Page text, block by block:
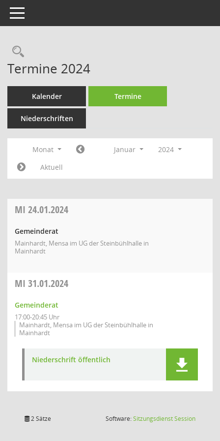
Toggle navigation
Rechercheauswahl
Termine 2024
Kalender Termine
Niederschriften
Monat Januar
2024
Aktuell
MI 24.01.2024
Gemeinderat
Mainhardt, Mensa im UG der Steinbühlhalle in
Mainhardt
MI 31.01.2024
Gemeinderat
17:00-20:45 Uhr
Mainhardt, Mensa im UG der Steinbühlhalle in
Mainhardt
Niederschrift öffentlich
2 Sätze Software:SitzungsdienstSession(Wird in